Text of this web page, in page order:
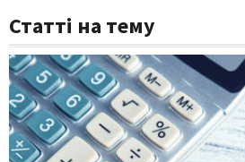
Статті на тему